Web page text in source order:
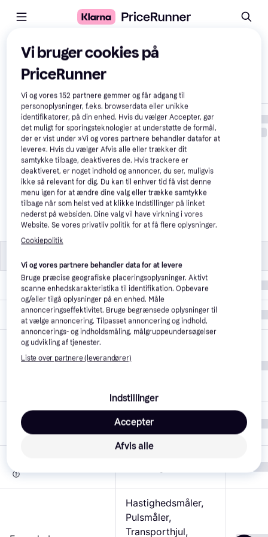
Sammenlign produkter
Vis kun forskelle
Toorx Smart Compact
6.499 kr.
Motoreffekt 2.0 hk
Hældning 3.0 %
Displayinformation
Hastighed, Puls,
Antal
træningsprogrammer
12
Hastighedsmåler,
Pulsmåler,
Transporthjul,
Vi bruger cookies på
PriceRunner
Vi og vores152 partnere gemmer og får adgang til
personoplysninger, f.eks. browserdata eller unikke
identifikatorer, på din enhed. Hvis du vælger Accepter, gør
det muligt for sporingsteknologier at understøtte de formål,
der er vist under »Vi og vores partnere behandler datafor at
levere«. Hvis du vælger Afvis alle eller trækker dit
samtykke tilbage, deaktiveres de. Hvis trackere er
deaktiveret, er noget indhold og annoncer, du ser, muligvis
ikke så relevant for dig. Du kan til enhver tid få vist denne
menu igen for at ændre dine valg eller trække samtykke
tilbage når som helst ved at klikke Indstillinger på linket
nederst på websiden. Dine valg vil have virkning i vores
Website. Se vores privatliv politik for at få flere oplysninger.
Cookiepolitik
Vi og vores partnere behandler data for at levere
Bruge præcise geografiske placeringsoplysninger. Aktivt
scanne enhedskarakteristika til identifikation. Opbevare
og/eller tilgå oplysninger på en enhed. Måle
annonceringseffektivitet. Bruge begrænsede oplysninger til
at vælge annoncering. Tilpasset annoncering og indhold,
annoncerings- og indholdsmåling, målgruppeundersøgelser
og udvikling af tjenester.
Liste over partnere (leverandører)
Indstillinger
Afvis alle
Accepter